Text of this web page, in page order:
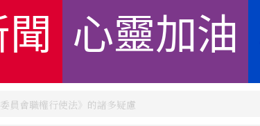
心靈加油
員會職權行使法》的諸多疑慮